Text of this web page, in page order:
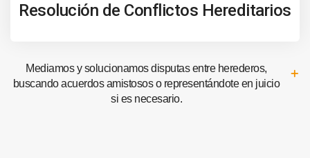
Resolución de Conflictos Hereditarios
Mediamos y solucionamos disputas entre herederos,
buscando acuerdos amistosos o representándote en juicio
si es necesario.